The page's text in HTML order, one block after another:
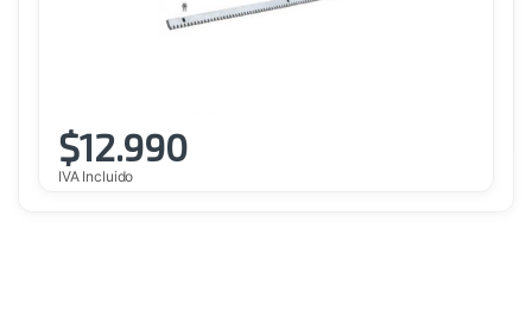
$12.990
IVA Incluido